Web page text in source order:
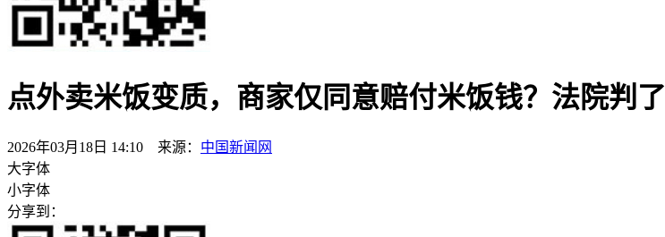
点外卖米饭变质，商家仅同意赔付米饭钱？法院判了
2026年03月18日 14:10 来源： 中国新闻网
大字体
小字体
分享到：